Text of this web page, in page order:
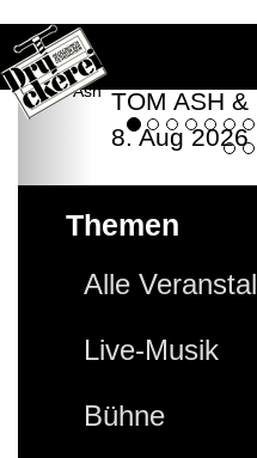
TOM ASH &
8. Aug 2026
Themen
Alle
Live-Musik
Bühne